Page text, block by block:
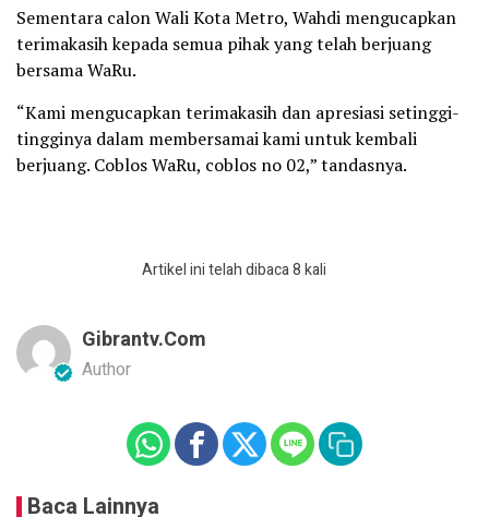
Sementara calon Wali Kota Metro, Wahdi mengucapkan
terimakasih kepada semua pihak yang telah berjuang
bersama WaRu.
“Kami mengucapkan terimakasih dan apresiasi setinggi-
tingginya dalam membersamai kami untuk kembali
berjuang. Coblos WaRu, coblos no 02,” tandasnya.
Artikel ini telah dibaca 8 kali
Gibrantv.com
Author
Baca Lainnya